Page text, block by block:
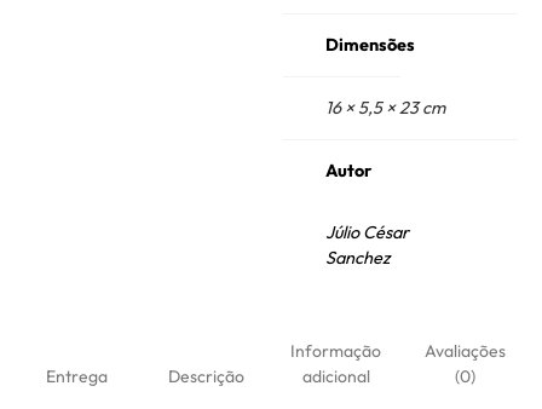
Dimensões
16 × 5,5 × 23 cm
Autor
Júlio César
Sanchez
Entrega Descrição
Informação
adicional
Avaliações
(0)